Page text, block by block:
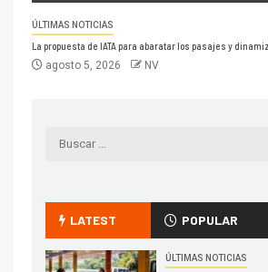
ÚLTIMAS NOTICIAS
La propuesta de IATA para abaratar los pasajes y
agosto 5, 2026 NV
LATEST POPULAR
ÚLTIMAS NOTICIAS